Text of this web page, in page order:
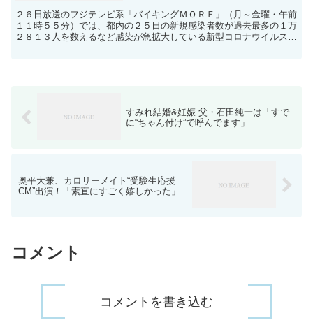
２６日放送のフジテレビ系「バイキングＭＯＲＥ」（月～金曜・午前
１１時５５分）では、都内の２５日の新規感染者数が過去最多の１万
２８１３人を数えるなど感染が急拡大している新型コロナウイルスに
すみれ結婚&妊娠 父・石田純一は「すで
に“ちゃん付け”で呼んでます」
奥平大兼、カロリーメイト“受験生応援
CM”出演！「素直にすごく嬉しかった」
コメント
コメントを書き込む